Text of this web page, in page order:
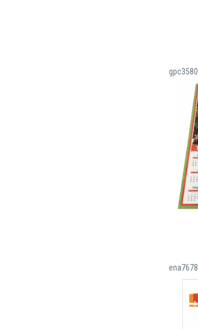
gpc3580
ena7678